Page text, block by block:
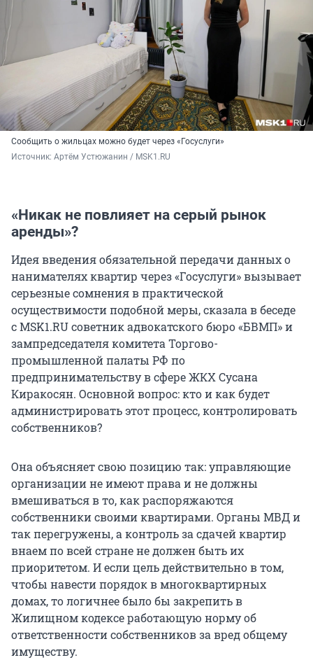
Сообщить о жильцах можно будет через «Госуслуги»
Источник: Артём Устюжанин / MSK1.RU
«Никак не повлияет на серый рынок
аренды»?
Идея введения обязательной передачи данных о
нанимателях квартир через «Госуслуги» вызывает
серьезные сомнения в практической
осуществимости подобной меры, сказала в беседе
с MSK1.RU советник адвокатского бюро «БВМП» и
зампредседателя комитета Торгово-
промышленной палаты РФ по
предпринимательству в сфере ЖКХ Сусана
Киракосян. Основной вопрос: кто и как будет
администрировать этот процесс, контролировать
собственников?
Она объясняет свою позицию так: управляющие
организации не имеют права и не должны
вмешиваться в то, как распоряжаются
собственники своими квартирами. Органы МВД и
так перегружены, а контроль за сдачей квартир
внаем по всей стране не должен быть их
приоритетом. И если цель действительно в том,
чтобы навести порядок в многоквартирных
домах, то логичнее было бы закрепить в
Жилищном кодексе работающую норму об
ответственности собственников за вред общему
имуществу.